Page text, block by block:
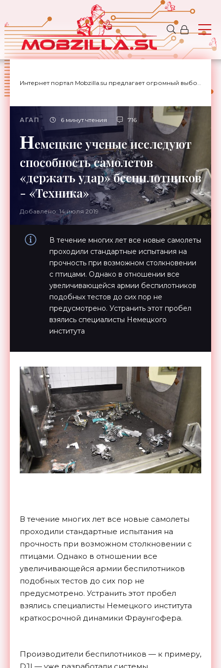
Интернет портал Mobzilla.su предлагает огромный выбор новостей с доставкой на дом.
АГАП 6 минут чтения 716
Немецкие ученые исследуют
способность самолетов
«держать удар» беспилотников
- «Техника»
Добавлено: 14 июля 2019
В течение многих лет все новые самолеты
проходили стандартные испытания на
прочность при возможном столкновении
с птицами. Однако в отношении все
увеличивающейся армии беспилотников
подобных тестов до сих пор не
предусмотрено. Устранить этот пробел
взялись специалисты Немецкого
института
В течение многих лет все новые самолеты
проходили стандартные испытания на
прочность при возможном столкновении с
птицами. Однако в отношении все
увеличивающейся армии беспилотников
подобных тестов до сих пор не
предусмотрено. Устранить этот пробел
взялись специалисты Немецкого института
краткосрочной динамики Фраунгофера.
Производители беспилотников — к примеру,